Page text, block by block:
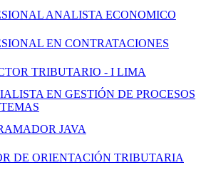
ANALISTA ECONOMICO
EN CONTRATACIONES
TRIBUTARIO - I LIMA
EN GESTIÓN DE PROCESOS
JAVA
DE ORIENTACIÓN TRIBUTARIA